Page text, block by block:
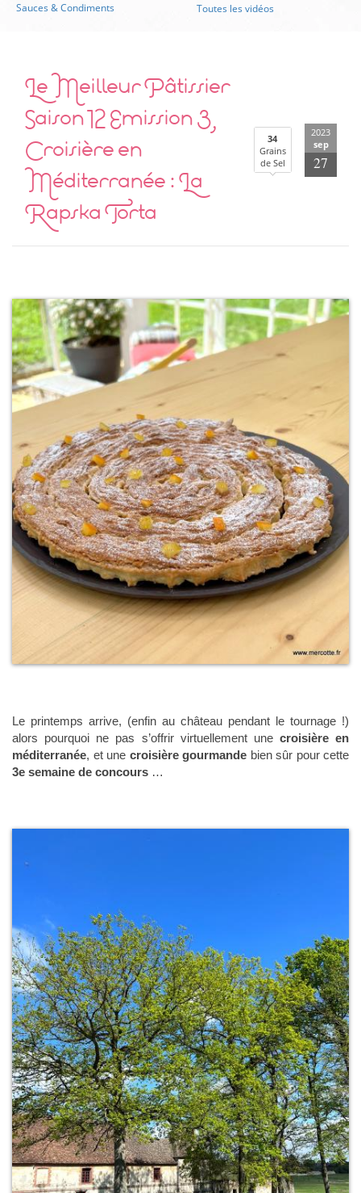
Sauces & Condiments
Toutes les vidéos
Le Meilleur Pâtissier
Saison 12 Emission 3,
Croisière en
Méditerranée : La
Rapska Torta
34
Grains
de Sel
2023
sep
27
Le printemps arrive, (enfin au château pendant le tournage !)
alors pourquoi ne pas s’offrir virtuellement unecroisière en
méditerranée, et une croisière gourmande bien sûr pour cette
3e semaine de concours …